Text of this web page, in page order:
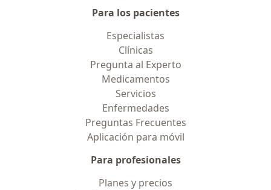
Para los pacientes
Especialistas
Clínicas
Pregunta al Experto
Medicamentos
Servicios
Enfermedades
Preguntas Frecuentes
Aplicación para móvil
Para profesionales
Planes y precios